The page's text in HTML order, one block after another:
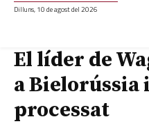
Dilluns, 10 de agost del 2026
El líder de
a Bielorússia
processat